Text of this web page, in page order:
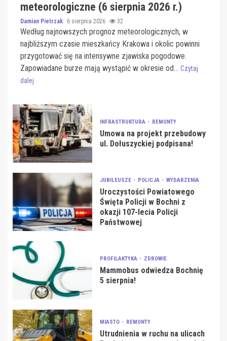
meteorologiczne (6 sierpnia 2026 r.)
Damian Pietrzak 6 sierpnia 2026 32
Według najnowszych prognoz meteorologicznych, w
najbliższym czasie mieszkańcy Krakowa i okolic powinni
przygotować się na intensywne zjawiska pogodowe.
Zapowiadane burze mają wystąpić w okresie od... Czytaj
dalej
INFRASTRUKTURA REMONTY
Umowa na projekt przebudowy
ul. Dołuszyckiej podpisana!
JUBILEUSZE POLICJA WYDARZENIA
Uroczystości Powiatowego
Święta Policji w Bochni z
okazji 107-lecia Policji
Państwowej
PROFILAKTYKA ZDROWIE
Mammobus odwiedza Bochnię
5 sierpnia!
MIASTO REMONTY
Utrudnienia w ruchu na ulicach